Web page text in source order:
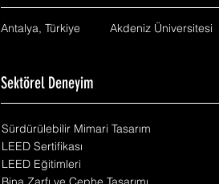
Antalya, Türkiye Akdeniz Üniversitesi
Sektörel Deneyim
Sürdürülebilir Mimari Tasarım
LEED Sertifikası
LEED Eğitimleri